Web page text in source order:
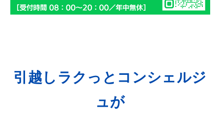
引越しラクっとコンシェルジ
ュが